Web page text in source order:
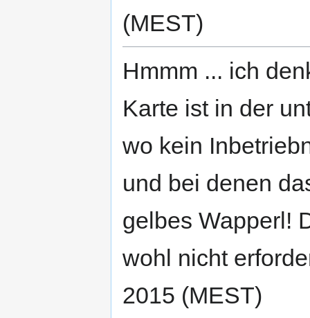
(MEST)
Hmmm ... ich
Karte ist in der
wo kein
und bei denen
gelbes Wapperl!
wohl nicht
2015 (MEST)